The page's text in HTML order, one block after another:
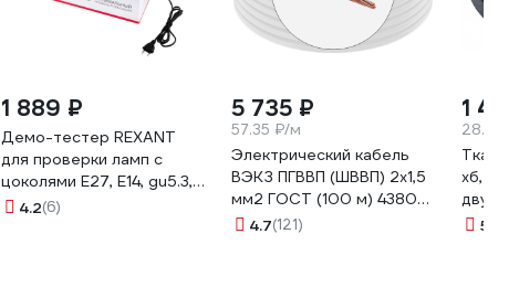
1 889 ₽
Демо-тестер REXANT
для проверки ламп с
цоколями Е27, Е14, gu5.3,
gx53 604-801
4.2(6)
5 735 ₽
57.35 ₽/м
Электрический кабель
ВЭКЗ ПГВВП (ШВВП) 2x1,5
мм2 ГОСТ (100 м) 43805
VEKZ00037
4.7(121)
1
28.34
хб,
0.4
5